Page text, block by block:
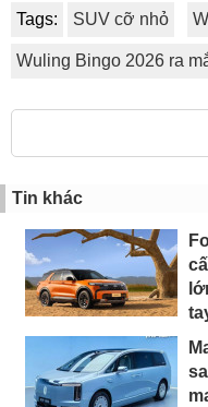
Tags: SUV cỡ nhỏ
Wuling Bingo 2026 ra
Tin khác